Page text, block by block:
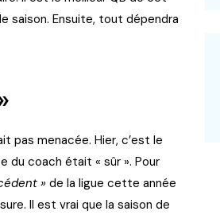
saison. Ensuite, tout dépendra
pas menacée. Hier, c’est le
du coach était « sûr ». Pour
» de la ligue cette année
Il est vrai que la saison de